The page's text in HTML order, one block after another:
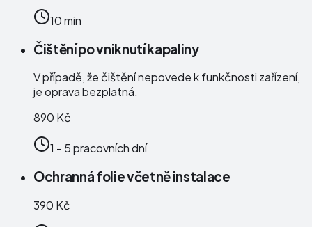
10 min
Čištění po vniknutí kapaliny
V případě, že čištění nepovede k funkčnosti zařízení,
je oprava bezplatná.
890 Kč
1 - 5 pracovních dní
Ochranná folie včetně instalace
390 Kč